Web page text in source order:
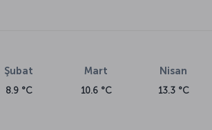
Şubat
8.9 °C
Mart
10.6 °C
Nisan
13.3 °C